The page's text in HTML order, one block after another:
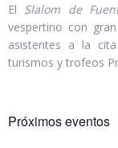
El Slalom de
vespertino con
asistentes a la
turismos y trofeos
Próximos eventos